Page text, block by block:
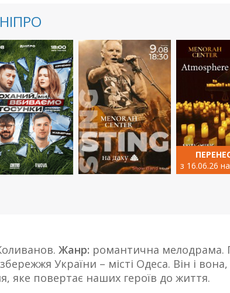
з 16.06.26
Жанр: романтична мелодрама.
України – місті Одеса. Він і вона,
яке повертає наших героїв до життя.